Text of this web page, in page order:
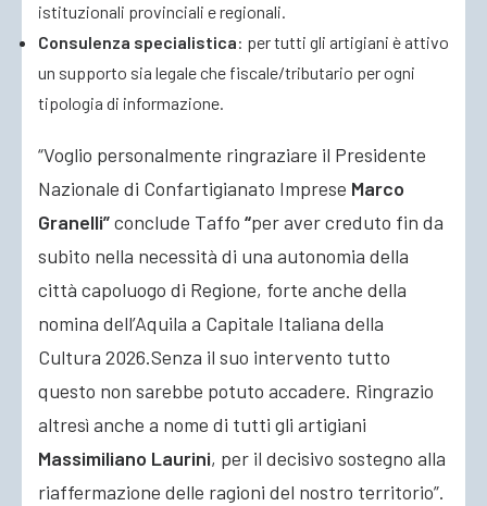
istituzionali provinciali e regionali.
Consulenza specialistica: per tutti gli artigiani è attivo
un supporto sia legale che fiscale/tributario per ogni
tipologia di informazione.
“Voglio personalmente ringraziare il Presidente
Nazionale di Confartigianato Imprese Marco
Granelli”conclude Taffo “per aver creduto fin da
subito nella necessità di una autonomia della
città capoluogo di Regione, forte anche della
nomina dell’Aquila a Capitale Italiana della
Cultura 2026.Senza il suo intervento tutto
questo non sarebbe potuto accadere. Ringrazio
altresì anche a nome di tutti gli artigiani
Massimiliano Laurini, per il decisivo sostegno alla
riaffermazione delle ragioni del nostro territorio”.